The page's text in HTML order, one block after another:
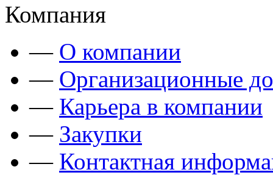
Компания
— О компании
— Организационные
— Карьера в компании
— Закупки
— Контактная